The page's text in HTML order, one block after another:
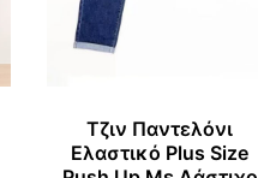
Τζιν Παντελόνι
Ελαστικό Plus Size